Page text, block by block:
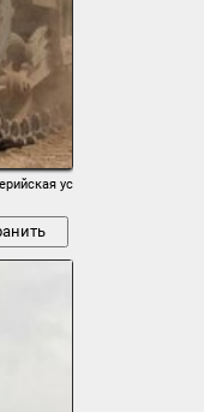
вермахт немцы
установка класса